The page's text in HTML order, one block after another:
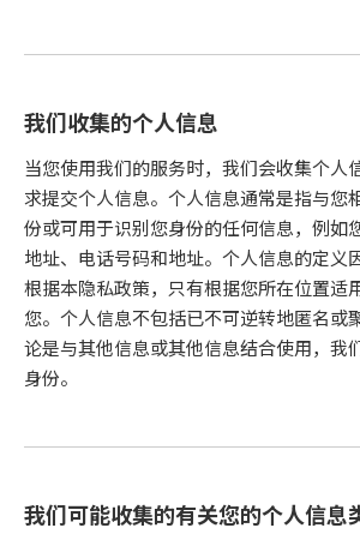
我们收集的个人信息
当您使用我们的服务时，我们会收集个人
求提交个人信息。个人信息通常是指与您
份或可用于识别您身份的任何信息，例如
地址、电话号码和地址。个人信息的定义
根据本隐私政策，只有根据您所在位置适
您。个人信息不包括已不可逆转地匿名或
论是与其他信息或其他信息结合使用，我
身份。
我们可能收集的有关您的个人信息